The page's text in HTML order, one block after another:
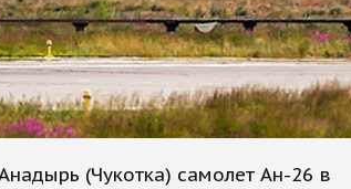
(Чукотка) самолет Ан-26 в